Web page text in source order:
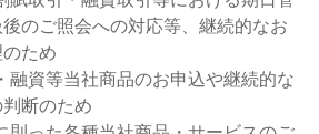
のご照会への対応等、継続的なお
ため
融資等当社商品のお申込や継続的な
断のため